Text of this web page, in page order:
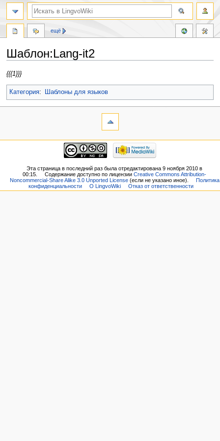
Шаблон:Lang-it2
Перейти
навигации
Перейти
поиску
{{{1}}}
Категория: Шаблоны для языков
ещё
Эта страница в последний раз была отредактирована 9 ноября 2010 в
00:15.
Содержание доступно по лицензииCreative Commons Attribution-
Noncommercial-Share Alike 3.0 Unported License(если не указано иное).
Политика
конфиденциальности
О LingvoWiki Отказ от ответственности